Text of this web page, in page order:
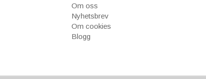
Om oss
Nyhetsbrev
Om cookies
Blogg